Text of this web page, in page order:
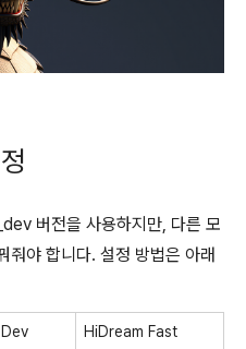
버전을 사용하지만, 다른 모
줘야 합니다. 설정 방법은 아래
HiDream Fast